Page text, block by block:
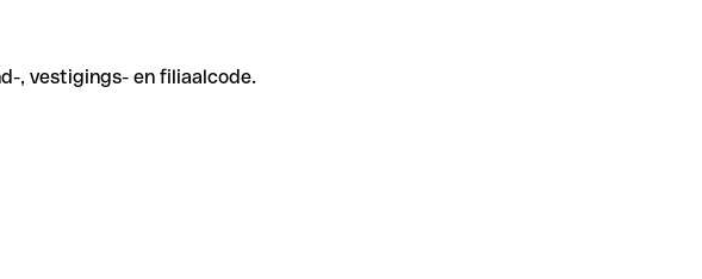
, vestigings- en filiaalcode.